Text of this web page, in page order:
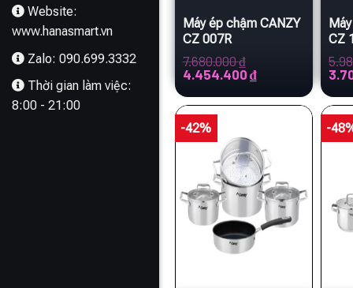
Website:
www.hanasmart.vn
Zalo: 090.699.3332
Thời gian làm việc:
8:00 - 21:00
Máy ép chậm CANZY
CZ 007R
7.680.000₫
Giá
gốc
là:
7.680.000 ₫.
4.454.400 ₫Giá
hiện
tại
CZ
Giá
gốc
là:
-42% -